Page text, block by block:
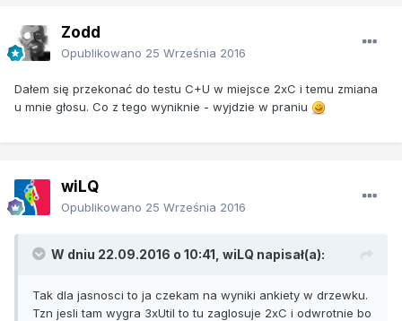
Zodd
Opublikowano 25 Września 2016
Dałem się przekonać do testu C+U w miejsce 2xC i temu zmiana
u mnie głosu. Co z tego wyniknie - wyjdzie w praniu
wiLQ
Opublikowano 25 Września 2016
W dniu 22.09.2016 o 10:41, wiLQ napisał(a):
Tak dla jasnosci to ja czekam na wyniki ankiety w drzewku.
Tzn jesli tam wygra 3xUtil to tu zaglosuje 2xC i odwrotnie bo